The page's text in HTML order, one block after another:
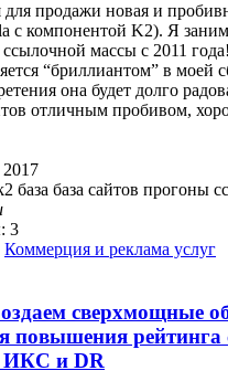
для продажи новая и
с компонентой K2). Я
массы с 2011
“бриллиантом” в моей
она будет долго
отличным пробивом,
база база сайтов прогоны
3
Коммерция и реклама услуг
сверхмощные
повышения рейтинга
ИКС и DR